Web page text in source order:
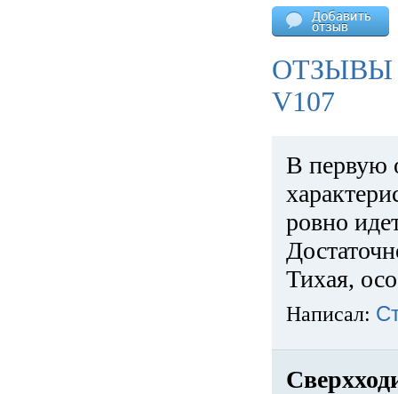
ОТЗЫВЫ
V107
В первую
ровно
Тихая,
Написал: